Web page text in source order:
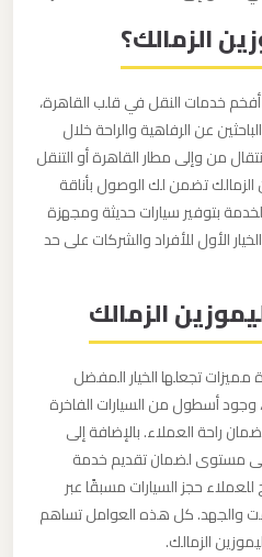
الزمالك؟
أفخم خدمات النقل في قلب القاهرة،
عن الرفاهية والراحة خلال
من وإلى مطار القاهرة أو التنقل
الزمالك تضمن لك الوصول بأناقة
بتوفير سيارات حديثة ومجهزة
الأول للأفراد والشركات على حد
الزمالك
مميزات تجعلها الخيار المفضل
أسطول من السيارات الفاخرة
راحة العملاء. بالإضافة إلى
مستوى لضمان تقديم خدمة
حجز السيارات مسبقًا عبر
والجهد. كل هذه العوامل تساهم
الزمالك.